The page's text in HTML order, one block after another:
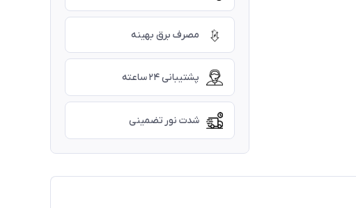
مصرف برق بهینه
پشتیبانی ۲۴ ساعته
شدت نور تضمینی